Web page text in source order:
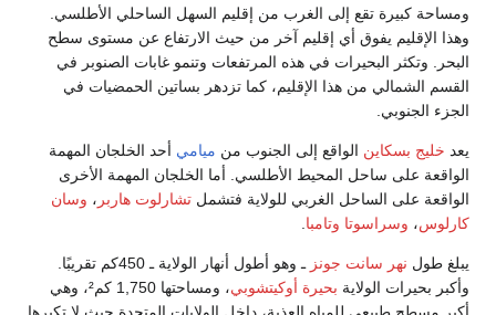
الساحلي الأطلسي.
عن مستوى سطح
غابات الصنوبر في
الحمضيات في
أحد الخلجان المهمة
المهمة الأخرى
تشارلوت هاربر، وسان
ـ وهو أطول أنهار الولاية ـ 450كم تقريبًا.
، ومساحتها 1,750 كم²، وهي